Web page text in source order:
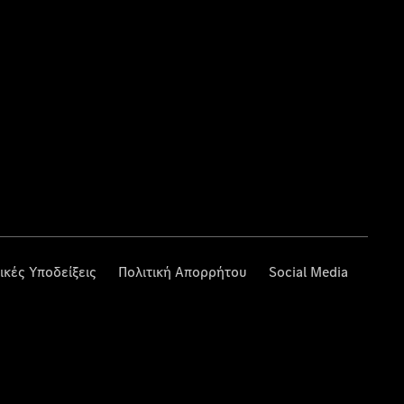
Υποδείξεις Πολιτική Απορρήτου Social Media